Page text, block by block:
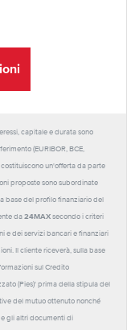
capitale e durata sono
(EURIBOR, BCE,
un'offerta da parte
proposte sono subordinate
base del profilo finanziario del
da 24MAX secondo i criteri
e dei servizi bancari e finanziari
Il cliente riceverà, sulla base
sul Credito
(Pies)' prima della stipula del
del mutuo ottenuto nonché
gli altri documenti di